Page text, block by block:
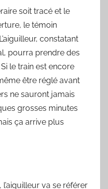
soit tracé et le
le témoin
constatant
pourra prendre des
le train est encore
être réglé avant
ne sauront jamais
grosses minutes
ça arrive plus
l’aiguilleur va se référer